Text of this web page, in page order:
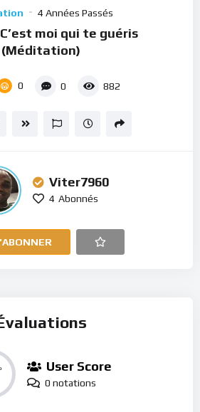
4 Années Passés
moi qui te guéris
(Méditation)
0 0 882
Viter7960
4 Abonnés
User Score
0 notations